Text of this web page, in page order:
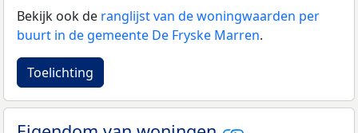
Bekijk ook de ranglijst van de woningwaarden per
buurt in de gemeente De Fryske Marren.
Toelichting